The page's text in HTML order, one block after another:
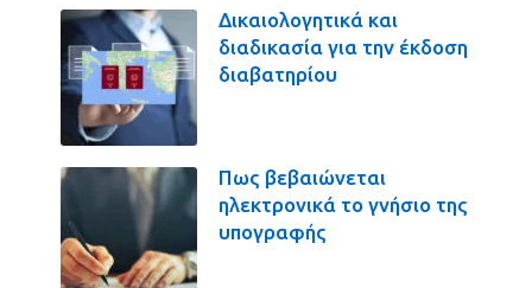
Δικαιολογητικά και
διαδικασία για την έκδοση
διαβατηρίου
Πως βεβαιώνεται
ηλεκτρονικά το γνήσιο της
υπογραφής